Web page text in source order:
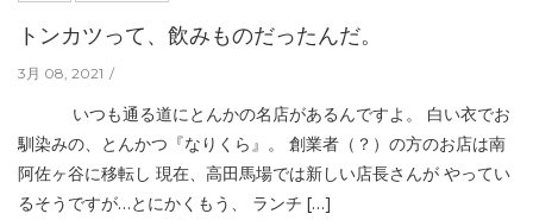
トンカツって、飲みものだったんだ。
3月 08, 2021
いつも通る道にとんかの名店があるんですよ。 白い衣でお
馴染みの、とんかつ『なりくら』。 創業者（？）の方のお店は南
阿佐ヶ谷に移転し 現在、高田馬場では新しい店長さんが やってい
るそうですが…とにかくもう、 ランチ […]